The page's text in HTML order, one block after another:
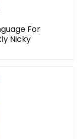
For
Nicky